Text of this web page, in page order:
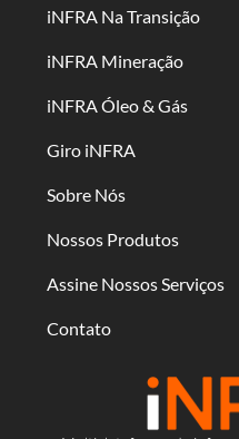
iNFRA Na Transição
iNFRA Mineração
iNFRA Óleo & Gás
Giro iNFRA
Sobre Nós
Nossos Produtos
Assine Nossos Serviços
Contato